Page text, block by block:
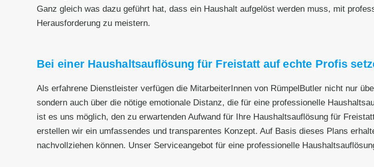
Ganz gleich was dazu geführt hat, dass ein Haushalt aufgelöst werden muss, mit
Herausforderung zu meistern.
Bei einer Haushaltsauflösung für Freistatt auf echte Profis
Als erfahrene Dienstleister verfügen die MitarbeiterInnen von RümpelButler nicht nur
sondern auch über die nötige emotionale Distanz, die für eine professionelle
ist es uns möglich, den zu erwartenden Aufwand für Ihre Haushaltsauflösung für
erstellen wir ein umfassendes und transparentes Konzept. Auf Basis dieses Plans
nachvollziehen können. Unser Serviceangebot für eine professionelle